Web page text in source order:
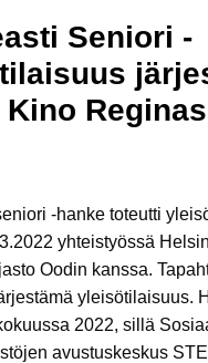
Seniori -
Kino
-hanke toteutti
yhteistyössä
Oodin kanssa.
yleisötilaisuus.
2022, sillä
avustuskeskus